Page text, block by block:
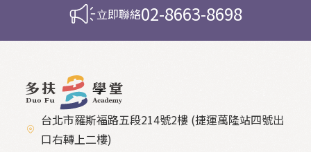
立即聯絡02-8663-8698
台北市羅斯福路五段214號2樓 (捷運萬隆站四號出
口右轉上二樓)